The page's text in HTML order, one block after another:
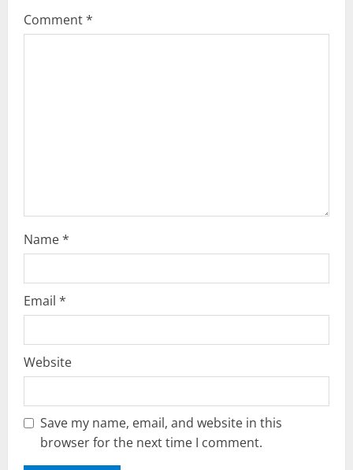
g
Comment*
Name*
Email *
Website
Save my name, email, and website in this
browser for the next time I comment.